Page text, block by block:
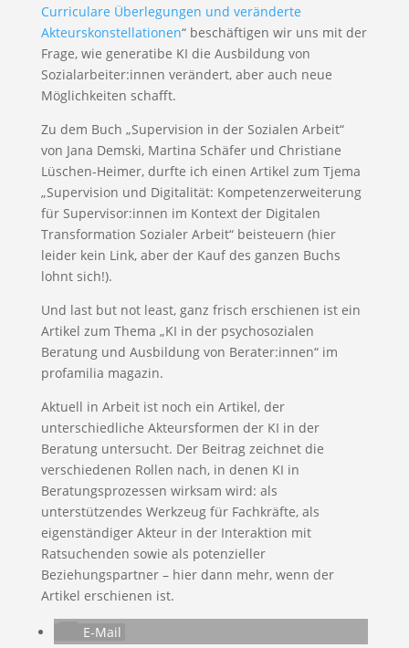
Curriculare Überlegungen und veränderte
Akteurskonstellationen“ beschäftigen wir uns mit der
Frage, wie generatibe KI die Ausbildung von
Sozialarbeiter:innen verändert, aber auch neue
Möglichkeiten schafft.
Zu dem Buch „Supervision in der Sozialen Arbeit“
von Jana Demski, Martina Schäfer und Christiane
Lüschen-Heimer, durfte ich einen Artikel zum Tjema
„Supervision und Digitalität: Kompetenzerweiterung
für Supervisor:innen im Kontext der Digitalen
Transformation Sozialer Arbeit“ beisteuern (hier
leider kein Link, aber der Kauf des ganzen Buchs
lohnt sich!).
Und last but not least, ganz frisch erschienen ist ein
Artikel zum Thema „KI in der psychosozialen
Beratung und Ausbildung von Berater:innen“ im
profamilia magazin.
Aktuell in Arbeit ist noch ein Artikel, der
unterschiedliche Akteursformen der KI in der
Beratung untersucht. Der Beitrag zeichnet die
verschiedenen Rollen nach, in denen KI in
Beratungsprozessen wirksam wird: als
unterstützendes Werkzeug für Fachkräfte, als
eigenständiger Akteur in der Interaktion mit
Ratsuchenden sowie als potenzieller
Beziehungspartner – hier dann mehr, wenn der
Artikel erschienen ist.
E-Mail